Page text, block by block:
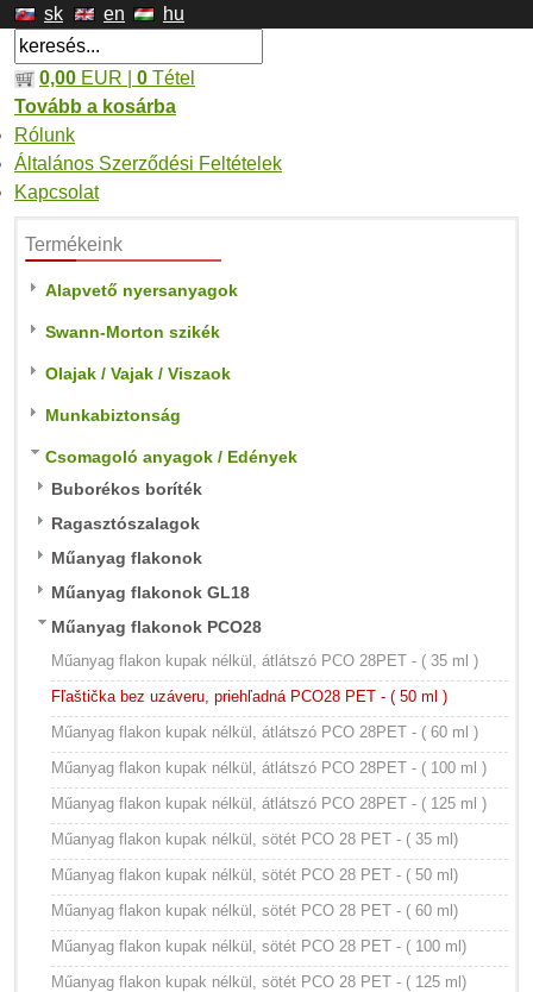
sk en hu
0,00 EUR | 0 Tétel
Tovább a kosárba
Rólunk
Általános Szerződési Feltételek
Kapcsolat
Termékeink
Alapvető nyersanyagok
Swann-Morton szikék
Olajak / Vajak / Viszaok
Munkabiztonság
Csomagoló anyagok / Edények
Buborékos boríték
Ragasztószalagok
Műanyag flakonok
Műanyag flakonok GL18
Műanyag flakonok PCO28
Műanyag flakon kupak nélkül, átlátszó PCO 28PET - ( 35 ml )
Fľaštička bez uzáveru, priehľadná PCO28 PET - ( 50 ml )
Műanyag flakon kupak nélkül, átlátszó PCO 28PET - ( 60 ml )
Műanyag flakon kupak nélkül, átlátszó PCO 28PET - ( 100 ml )
Műanyag flakon kupak nélkül, átlátszó PCO 28PET - ( 125 ml )
Műanyag flakon kupak nélkül, sötét PCO 28 PET - ( 35 ml)
Műanyag flakon kupak nélkül, sötét PCO 28 PET - ( 50 ml)
Műanyag flakon kupak nélkül, sötét PCO 28 PET - ( 60 ml)
Műanyag flakon kupak nélkül, sötét PCO 28 PET - ( 100 ml)
Műanyag flakon kupak nélkül, sötét PCO 28 PET - ( 125 ml)